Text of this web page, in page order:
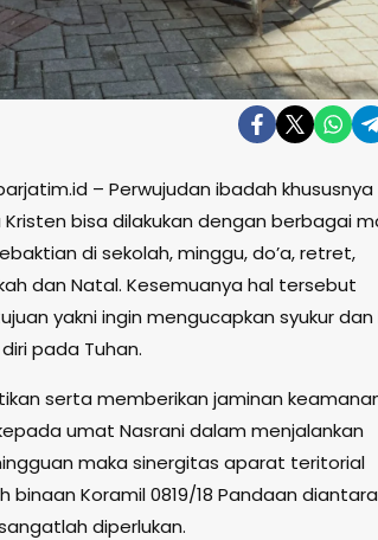
– Perwujudan ibadah khususnya
bisa dilakukan dengan berbagai
di sekolah, minggu, do’a, retret,
dan Natal. Kesemuanya hal tersebut
yakni ingin mengucapkan syukur dan
pada Tuhan.
serta memberikan jaminan
umat Nasrani dalam menjalankan
maka sinergitas aparat teritorial
binaan Koramil 0819/18 Pandaan
diperlukan.